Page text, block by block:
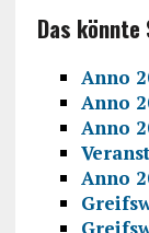
Das
Anno
Anno
Anno
Anno